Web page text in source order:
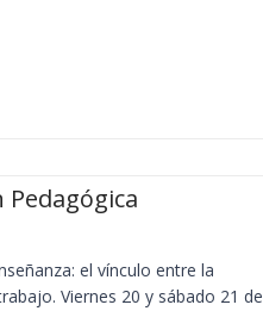
Pedagógica
el vínculo entre la
Viernes 20 y sábado 21 de